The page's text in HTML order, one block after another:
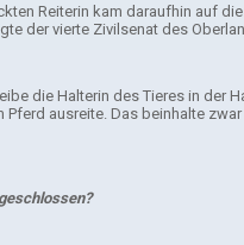
Reiterin kam daraufhin auf
der vierte Zivilsenat des
die Halterin des Tieres in
Pferd ausreite. Das beinhalte